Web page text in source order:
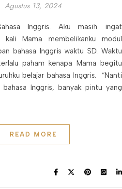
Agustus 13, 2024
Inggris. Aku masih ingat
kali Mama membelikanku modul
bahasa Inggris waktu SD. Waktu
paham kenapa Mama begitu
belajar bahasa Inggris. “Nanti
bahasa Inggris, banyak pintu yang
READ MORE